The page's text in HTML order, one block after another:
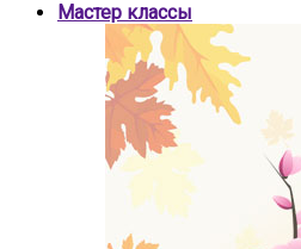
Мастер классы